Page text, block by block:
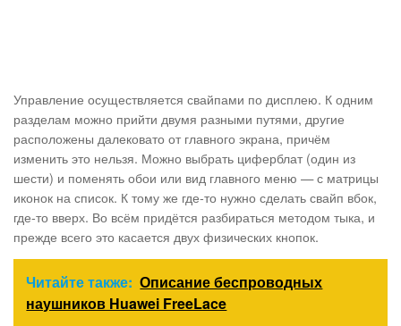
Управление осуществляется свайпами по дисплею. К одним
разделам можно прийти двумя разными путями, другие
расположены далековато от главного экрана, причём
изменить это нельзя. Можно выбрать циферблат (один из
шести) и поменять обои или вид главного меню — с матрицы
иконок на список. К тому же где-то нужно сделать свайп вбок,
где-то вверх. Во всём придётся разбираться методом тыка, и
прежде всего это касается двух физических кнопок.
Читайте также: Описание беспроводных
наушников Huawei FreeLace